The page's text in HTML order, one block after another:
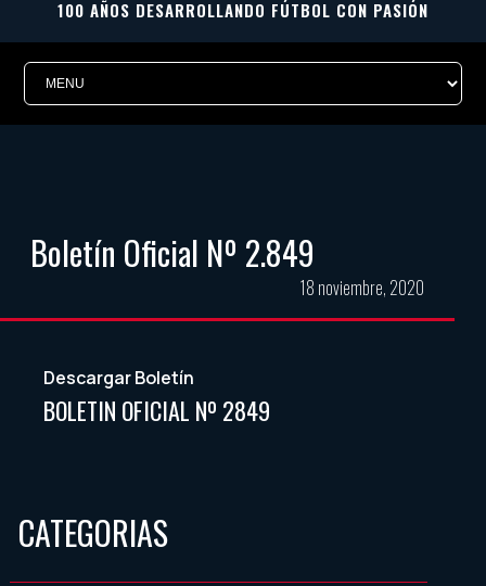
Boletín Oficial Nº 2.849
18 noviembre, 2020
Descargar Boletín
BOLETIN OFICIAL Nº 2849
CATEGORIAS